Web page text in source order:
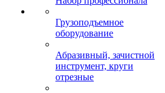
Грузоподъемное
оборудование
Абразивный, зачистной
инструмент, круги
отрезные